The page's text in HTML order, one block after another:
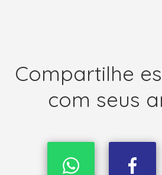
Compartilhe
com seus